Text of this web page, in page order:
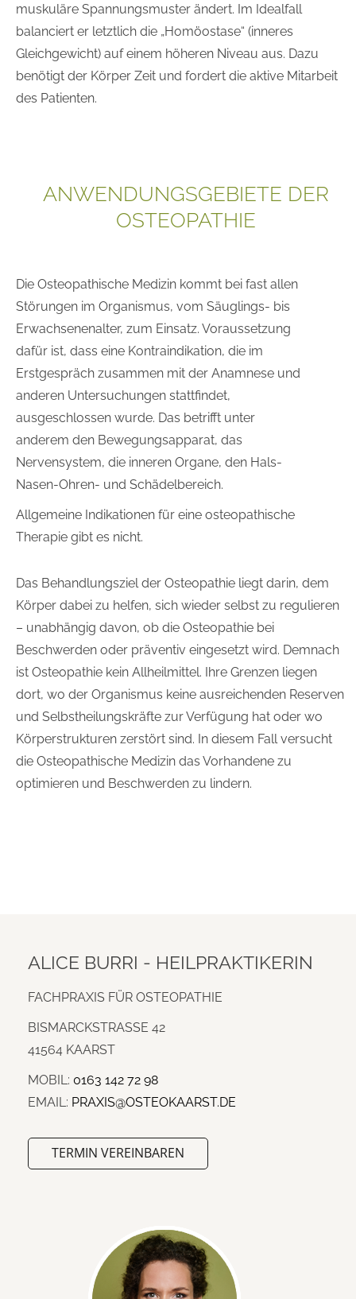
muskuläre Spannungsmuster ändert. Im Idealfall
balanciert er letztlich die „Homöostase“ (inneres
Gleichgewicht) auf einem höheren Niveau aus. Dazu
benötigt der Körper Zeit und fordert die aktive Mitarbeit
des Patienten.
ANWENDUNGSGEBIETE DER
OSTEOPATHIE
Die Osteopathische Medizin kommt bei fast allen
Störungen im Organismus, vom Säuglings- bis
Erwachsenenalter, zum Einsatz. Voraussetzung
dafür ist, dass eine Kontraindikation, die im
Erstgespräch zusammen mit der Anamnese und
anderen Untersuchungen stattfindet,
ausgeschlossen wurde. Das betrifft unter
anderem den Bewegungsapparat, das
Nervensystem, die inneren Organe, den Hals-
Nasen-Ohren- und Schädelbereich.
Allgemeine Indikationen für eine osteopathische
Therapie gibt es nicht.
Das Behandlungsziel der Osteopathie liegt darin, dem
Körper dabei zu helfen, sich wieder selbst zu regulieren
– unabhängig davon, ob die Osteopathie bei
Beschwerden oder präventiv eingesetzt wird. Demnach
ist Osteopathie kein Allheilmittel. Ihre Grenzen liegen
dort, wo der Organismus keine ausreichenden Reserven
und Selbstheilungskräfte zur Verfügung hat oder wo
Körperstrukturen zerstört sind. In diesem Fall versucht
die Osteopathische Medizin das Vorhandene zu
optimieren und Beschwerden zu lindern.
ALICE BURRI - HEILPRAKTIKERIN
FACHPRAXIS FÜR OSTEOPATHIE
BISMARCKSTRASSE 42
41564 KAARST
MOBIL: 0163 142 72 98
EMAIL: PRAXIS@OSTEOKAARST.DE
TERMIN VEREINBAREN